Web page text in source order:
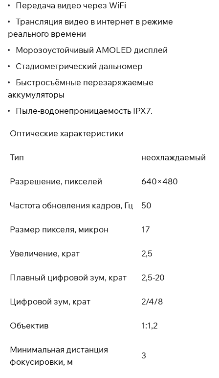
Передача видео через WiFi
Трансляция видео в интернет в режиме
реального времени
Морозоустойчивый AMOLED дисплей
Стадиометрический дальномер
Быстросъёмные перезаряжаемые
аккумуляторы
Пыле-водонепроницаемость IPX7.
Оптические характеристики
Тип неохлаждаемый
Разрешение, пикселей 640×480
Частота обновления кадров, Гц 50
Размер пикселя, микрон 17
Увеличение, крат 2,5
Плавный цифровой зум, крат 2,5-20
Цифровой зум, крат 2/4/8
Объектив 1:1,2
Минимальная дистанция
фокусировки, м
3